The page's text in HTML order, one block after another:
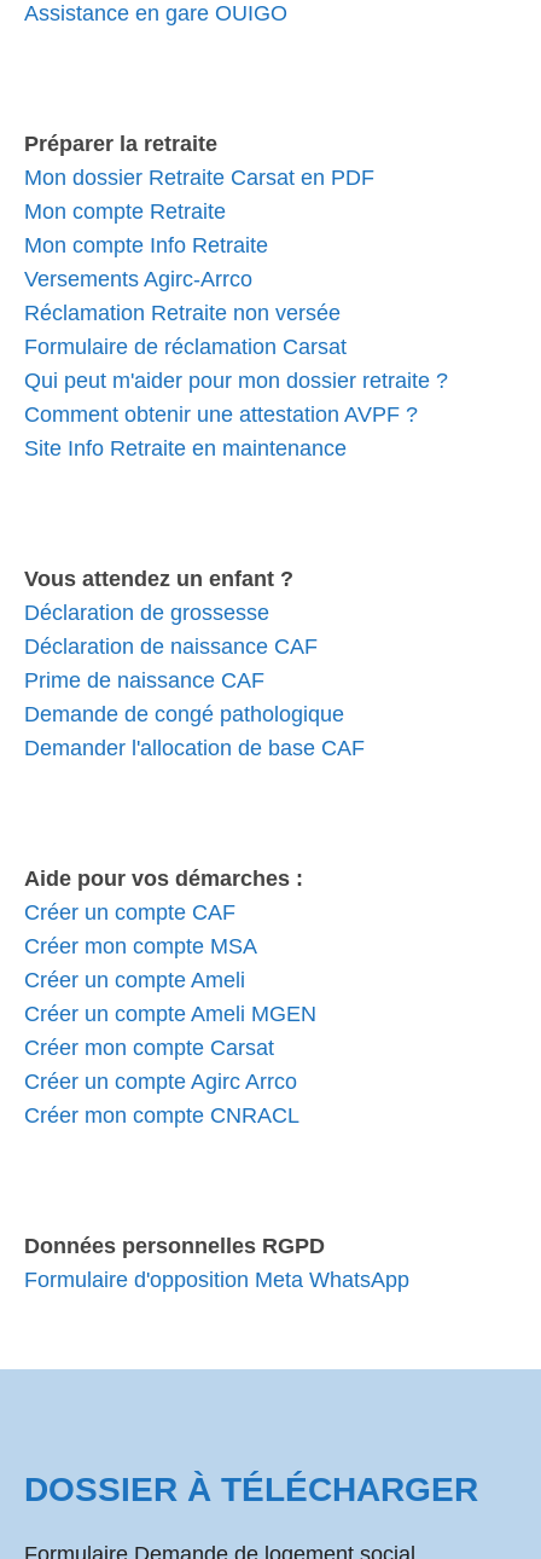
Assistance en gare OUIGO
Préparer la retraite
Mon dossier Retraite Carsat en PDF
Mon compte Retraite
Mon compte Info Retraite
Versements Agirc-Arrco
Réclamation Retraite non versée
Formulaire de réclamation Carsat
Qui peut m'aider pour mon dossier retraite ?
Comment obtenir une attestation AVPF ?
Site Info Retraite en maintenance
Vous attendez un enfant ?
Déclaration de grossesse
Déclaration de naissance CAF
Prime de naissance CAF
Demande de congé pathologique
Demander l'allocation de base CAF
Aide pour vos démarches :
Créer un compte CAF
Créer mon compte MSA
Créer un compte Ameli
Créer un compte Ameli MGEN
Créer mon compte Carsat
Créer un compte Agirc Arrco
Créer mon compte CNRACL
Données personnelles RGPD
Formulaire d'opposition Meta WhatsApp
DOSSIER À TÉLÉCHARGER
Formulaire Demande de logement social